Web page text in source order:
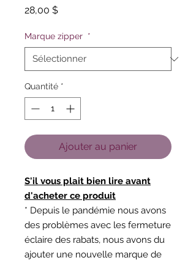
28,00 $Prix
Marque zipper *
Quantité *
Ajouter au panier
S'il vous plait bien lire avant
d'acheter ce produit
* Depuis le pandémie nous avons
des problèmes avec les fermeture
éclaire des rabats, nous avons du
ajouter une nouvelle marque de